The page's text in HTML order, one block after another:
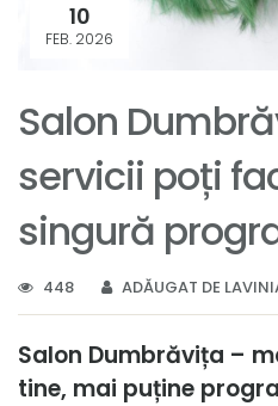
10
FEB. 2026
Salon
servicii poți
singură
448 ADĂUGAT DE
Salon Dumbrăvița –
tine, mai puține